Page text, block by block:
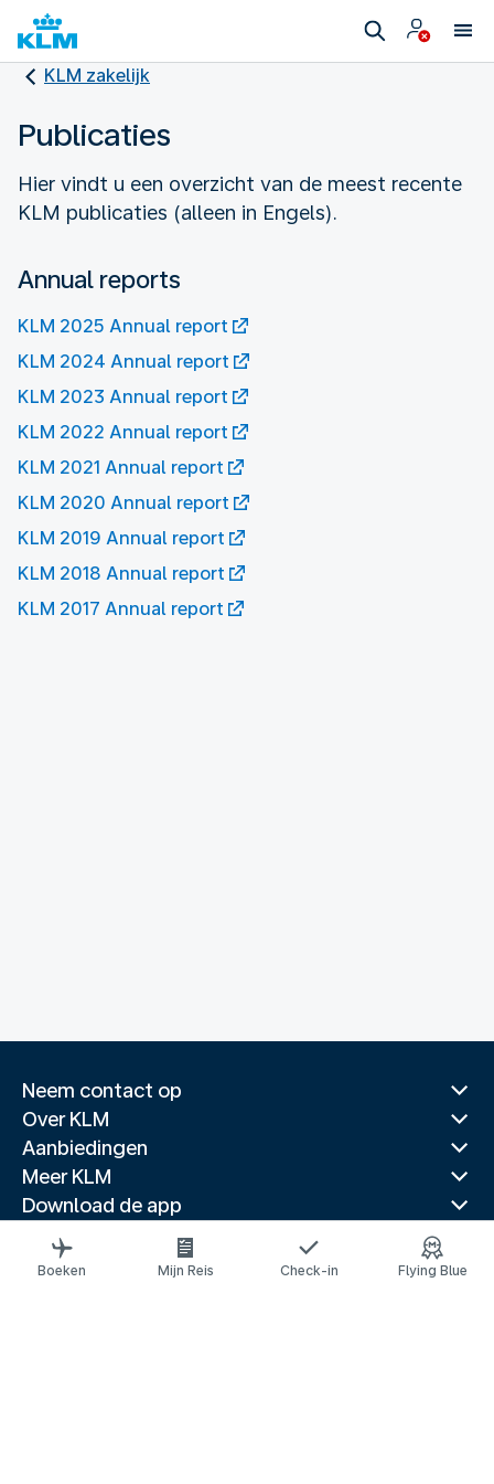
KLM zakelijk
Publicaties
Hier vindt u een overzicht van de meest recente
KLM publicaties (alleen in Engels).
Annual reports
KLM 2025 Annual report
KLM 2024 Annual report
KLM 2023 Annual report
KLM 2022 Annual report
KLM 2021 Annual report
KLM 2020 Annual report
KLM 2019 Annual report
KLM 2018 Annual report
KLM 2017 Annual report
Neem contact op
Over KLM
Aanbiedingen
Meer KLM
Download de app
Gerelateerde websites
Reisgidsen
Boeken Mijn Reis Check-in Flying Blue